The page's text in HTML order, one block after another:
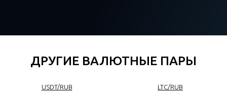
ДРУГИЕ ВАЛЮТНЫЕ ПАРЫ
USDT/RUB LTC/RUB